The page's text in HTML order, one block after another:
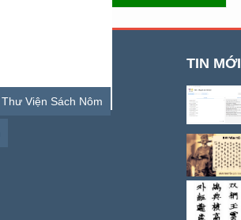
Thư Viện Sách Nôm
TIN MỚI